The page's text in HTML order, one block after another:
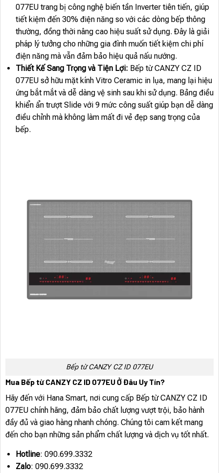
077EU trang bị công nghệ biến tần Inverter tiên tiến, giúp
tiết kiệm đến 30% điện năng so với các dòng bếp thông
thường, đồng thời nâng cao hiệu suất sử dụng. Đây là giải
pháp lý tưởng cho những gia đình muốn tiết kiệm chi phí
điện năng mà vẫn đảm bảo hiệu quả nấu nướng.
Thiết Kế Sang Trọng và Tiện Lợi: Bếp từ CANZY CZ ID
077EU sở hữu mặt kính Vitro Ceramic in lụa, mang lại hiệu
ứng bắt mắt và dễ dàng vệ sinh sau khi sử dụng. Bảng điều
khiển ẩn trượt Slide với 9 mức công suất giúp bạn dễ dàng
điều chỉnh mà không làm mất đi vẻ đẹp sang trọng của
bếp.
Bếp từ CANZY CZ ID 077EU
Mua Bếp từ CANZY CZ ID 077EU Ở Đâu Uy Tín?
Hãy đến với Hana Smart, nơi cung cấp Bếp từ CANZY CZ ID
077EU chính hãng, đảm bảo chất lượng vượt trội, bảo hành
đầy đủ và giao hàng nhanh chóng. Chúng tôi cam kết mang
đến cho bạn những sản phẩm chất lượng và dịch vụ tốt nhất.
Hotline: 090.699.3332
Zalo: 090.699.3332